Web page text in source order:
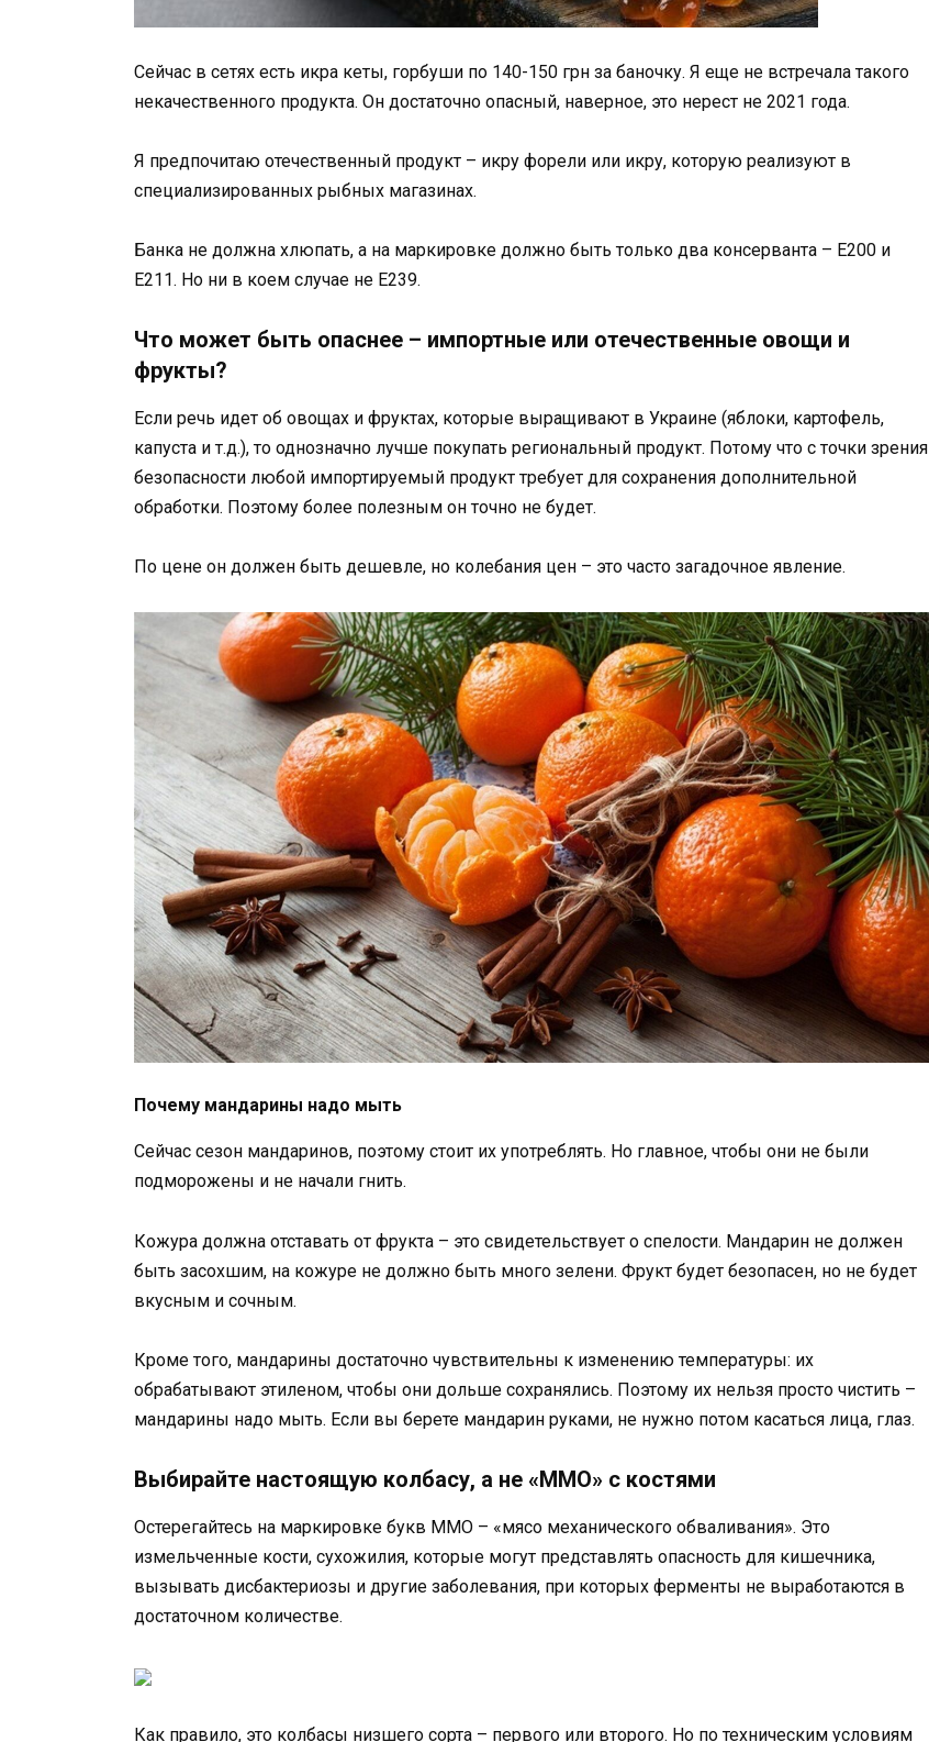
Сейчас в сетях есть икра кеты, горбуши по 140-150 грн за баночку. Я еще не встречала такого
некачественного продукта. Он достаточно опасный, наверное, это нерест не 2021 года.
Я предпочитаю отечественный продукт – икру форели или икру, которую реализуют в
специализированных рыбных магазинах.
Банка не должна хлюпать, а на маркировке должно быть только два консерванта – Е200 и
Е211. Но ни в коем случае не Е239.
Что может быть опаснее – импортные или отечественные овощи и
фрукты?
Если речь идет об овощах и фруктах, которые выращивают в Украине (яблоки, картофель,
капуста и т.д.), то однозначно лучше покупать региональный продукт. Потому что с точки зрения
безопасности любой импортируемый продукт требует для сохранения дополнительной
обработки. Поэтому более полезным он точно не будет.
По цене он должен быть дешевле, но колебания цен – это часто загадочное явление.
Почему мандарины надо мыть
Сейчас сезон мандаринов, поэтому стоит их употреблять. Но главное, чтобы они не были
подморожены и не начали гнить.
Кожура должна отставать от фрукта – это свидетельствует о спелости. Мандарин не должен
быть засохшим, на кожуре не должно быть много зелени. Фрукт будет безопасен, но не будет
вкусным и сочным.
Кроме того, мандарины достаточно чувствительны к изменению температуры: их
обрабатывают этиленом, чтобы они дольше сохранялись. Поэтому их нельзя просто чистить –
мандарины надо мыть. Если вы берете мандарин руками, не нужно потом касаться лица, глаз.
Выбирайте настоящую колбасу, а не «ММО» с костями
Остерегайтесь на маркировке букв ММО – «мясо механического обваливания». Это
измельченные кости, сухожилия, которые могут представлять опасность для кишечника,
вызывать дисбактериозы и другие заболевания, при которых ферменты не выработаются в
достаточном количестве.
Как правило, это колбасы низшего сорта – первого или второго. Но по техническим условиям